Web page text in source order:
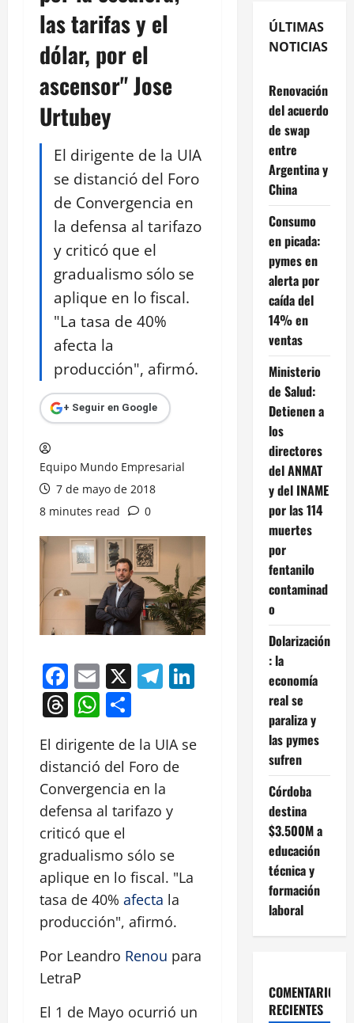
las tarifas y el
dólar, por el
ascensor" Jose
Urtubey
El dirigente de la UIA
se distanció del Foro
de Convergencia en
la defensa al tarifazo
y criticó que el
gradualismo sólo se
aplique en lo fiscal.
"La tasa de 40%
afecta la
producción", afirmó.
+ Seguir en Google
Equipo Mundo Empresarial
7 de mayo de 2018
8 minutes read
0
Facebook
Email
X Telegram
LinkedIn
Threads
WhatsApp
El dirigente de la UIA se
distanció del Foro de
Convergencia en la
defensa al tarifazo y
criticó que el
gradualismo sólo se
aplique en lo fiscal. "La
tasa de 40% afecta la
producción", afirmó.
Por Leandro Renou para
LetraP
El 1 de Mayo ocurrió un
ÚLTIMAS
NOTICIAS
Renovación
del acuerdo
de swap
entre
Argentina y
China
Consumo
en picada:
pymes en
alerta por
caída del
14% en
ventas
Ministerio
de Salud:
Detienen a
los
directores
del ANMAT
y del INAME
por las 114
muertes
por
fentanilo
contaminad
o
Dolarización
: la
economía
real se
paraliza y
las pymes
sufren
Córdoba
destina
$3.500M a
educación
técnica y
formación
laboral
COMENTARIOS
RECIENTES